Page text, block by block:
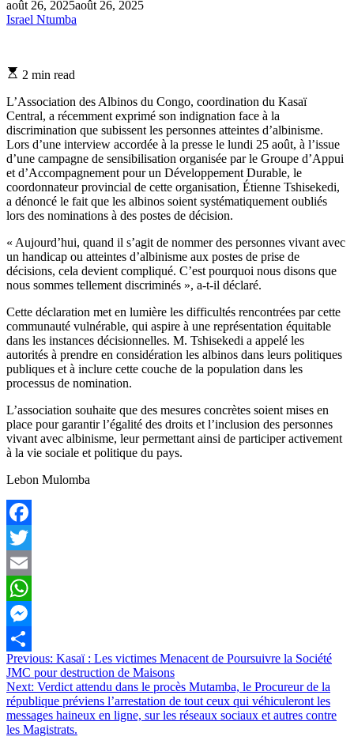
août 26, 2025août 26, 2025
Israel Ntumba
Estimated
time
2 min read
L’Association des Albinos du Congo, coordination du Kasaï
Central, a récemment exprimé son indignation face à la
discrimination que subissent les personnes atteintes d’albinisme.
Lors d’une interview accordée à la presse le lundi 25 août, à l’issue
d’une campagne de sensibilisation organisée par le Groupe d’Appui
et d’Accompagnement pour un Développement Durable, le
coordonnateur provincial de cette organisation, Étienne Tshisekedi,
a dénoncé le fait que les albinos soient systématiquement oubliés
lors des nominations à des postes de décision.
« Aujourd’hui, quand il s’agit de nommer des personnes vivant avec
un handicap ou atteintes d’albinisme aux postes de prise de
décisions, cela devient compliqué. C’est pourquoi nous disons que
nous sommes tellement discriminés », a-t-il déclaré.
Cette déclaration met en lumière les difficultés rencontrées par cette
communauté vulnérable, qui aspire à une représentation équitable
dans les instances décisionnelles. M. Tshisekedi a appelé les
autorités à prendre en considération les albinos dans leurs politiques
publiques et à inclure cette couche de la population dans les
processus de nomination.
L’association souhaite que des mesures concrètes soient mises en
place pour garantir l’égalité des droits et l’inclusion des personnes
vivant avec albinisme, leur permettant ainsi de participer activement
à la vie sociale et politique du pays.
Lebon Mulomba
Facebook
Twitter
Email
WhatsApp
Messenger
Partager
Navigation
de
l’article
Previous: Kasaï : Les victimes Menacent de Poursuivre la Société
JMC pour destruction de Maisons
Next: Verdict attendu dans le procès Mutamba, le Procureur de la
république préviens l’arrestation de tout ceux qui véhiculeront les
messages haineux en ligne, sur les réseaux sociaux et autres contre
les Magistrats.